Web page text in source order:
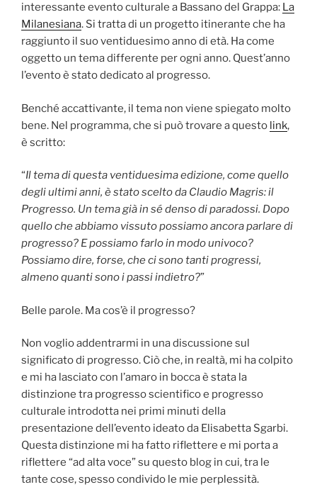
interessante evento culturale a Bassano del Grappa: La
Milanesiana. Si tratta di un progetto itinerante che ha
raggiunto il suo ventiduesimo anno di età. Ha come
oggetto un tema differente per ogni anno. Quest’anno
l’evento è stato dedicato al progresso.
Benché accattivante, il tema non viene spiegato molto
bene. Nel programma, che si può trovare a questo link,
è scritto:
“Il tema di questa ventiduesima edizione, come quello
degli ultimi anni, è stato scelto da Claudio Magris: il
Progresso. Un tema già in sé denso di paradossi. Dopo
quello che abbiamo vissuto possiamo ancora parlare di
progresso? E possiamo farlo in modo univoco?
Possiamo dire, forse, che ci sono tanti progressi,
almeno quanti sono i passi indietro?”
Belle parole. Ma cos’è il progresso?
Non voglio addentrarmi in una discussione sul
significato di progresso. Ciò che, in realtà, mi ha colpito
e mi ha lasciato con l’amaro in bocca è stata la
distinzione tra progresso scientifico e progresso
culturale introdotta nei primi minuti della
presentazione dell’evento ideato da Elisabetta Sgarbi.
Questa distinzione mi ha fatto riflettere e mi porta a
riflettere “ad alta voce” su questo blog in cui, tra le
tante cose, spesso condivido le mie perplessità.